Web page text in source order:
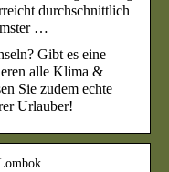
durchschnittlich
…
Gibt es eine
alle Klima &
Sie zudem echte
Urlauber!